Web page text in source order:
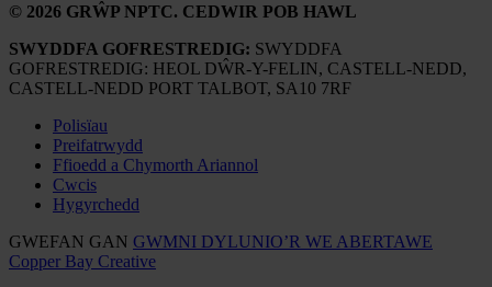
© 2026 GRŴP NPTC. CEDWIR POB HAWL
SWYDDFA GOFRESTREDIG: SWYDDFA
GOFRESTREDIG: HEOL DŴR-Y-FELIN, CASTELL-NEDD,
CASTELL-NEDD PORT TALBOT, SA10 7RF
Polisïau
Preifatrwydd
Ffioedd a Chymorth Ariannol
Cwcis
Hygyrchedd
GWEFAN GAN GWMNI DYLUNIO’R WE ABERTAWE
Copper Bay Creative